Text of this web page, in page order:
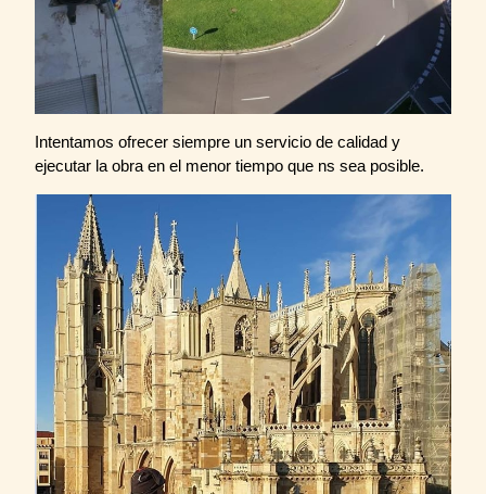
Intentamos ofrecer siempre un servicio de calidad y
ejecutar la obra en el menor tiempo que ns sea posible.